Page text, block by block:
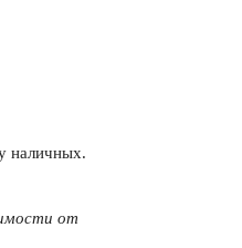
наличных.
от